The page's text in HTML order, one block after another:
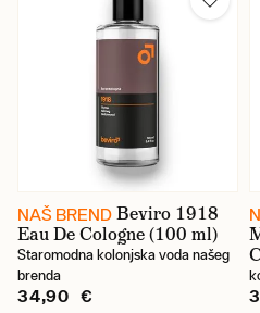
Citrusni
Cvjetni/biljni
Beviro
BYJOME
D.R. Harris
NAŠ BREND Beviro 1918
Eau De Cologne (100 ml)
Staromodna kolonjska voda našeg
brenda
34,90 €